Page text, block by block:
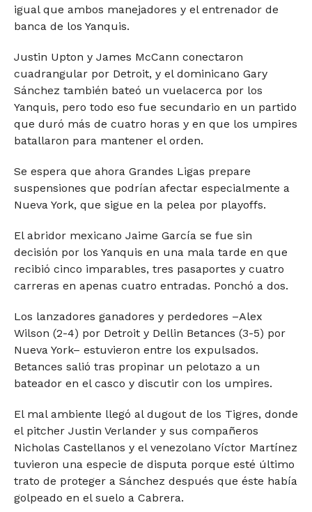
igual que ambos manejadores y el entrenador de
banca de los Yanquis.
Justin Upton y James McCann conectaron
cuadrangular por Detroit, y el dominicano Gary
Sánchez también bateó un vuelacerca por los
Yanquis, pero todo eso fue secundario en un partido
que duró más de cuatro horas y en que los umpires
batallaron para mantener el orden.
Se espera que ahora Grandes Ligas prepare
suspensiones que podrían afectar especialmente a
Nueva York, que sigue en la pelea por playoffs.
El abridor mexicano Jaime García se fue sin
decisión por los Yanquis en una mala tarde en que
recibió cinco imparables, tres pasaportes y cuatro
carreras en apenas cuatro entradas. Ponchó a dos.
Los lanzadores ganadores y perdedores –Alex
Wilson (2-4) por Detroit y Dellin Betances (3-5) por
Nueva York– estuvieron entre los expulsados.
Betances salió tras propinar un pelotazo a un
bateador en el casco y discutir con los umpires.
El mal ambiente llegó al dugout de los Tigres, donde
el pitcher Justin Verlander y sus compañeros
Nicholas Castellanos y el venezolano Víctor Martínez
tuvieron una especie de disputa porque esté último
trato de proteger a Sánchez después que éste había
golpeado en el suelo a Cabrera.